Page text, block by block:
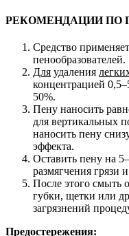
РЕКОМЕНДАЦИИ ПО
Средство
пенообразователей.
Для удаления
концентрацией
50%.
Пену наносить
для вертикальных
наносить пену
эффекта.
Оставить пену на
размягчения грязи
После этого смыть
губки, щетки или
загрязнений
Предостережения: